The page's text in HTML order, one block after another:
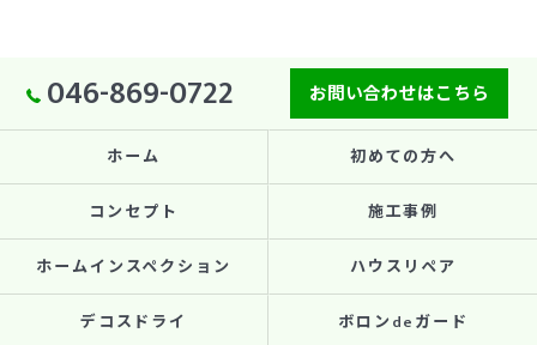
046-869-0722 お問い合わせはこちら
ホーム 初めての方へ
コンセプト 施工事例
ホームインスペクション ハウスリペア
デコスドライ ボロンdeガード